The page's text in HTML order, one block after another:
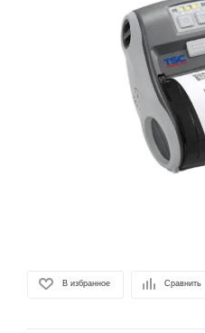
В избранное Сравнить